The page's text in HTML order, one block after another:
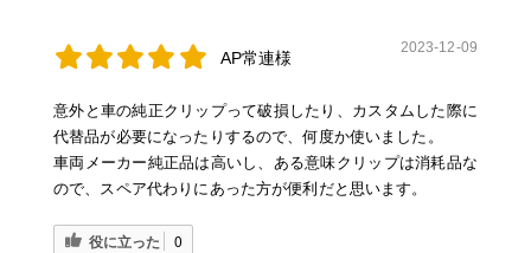
AP常連様
2023-12-09
意外と車の純正クリップって破損したり、カスタムした際に
代替品が必要になったりするので、何度か使いました。
車両メーカー純正品は高いし、ある意味クリップは消耗品な
ので、スペア代わりにあった方が便利だと思います。
役に立った 0